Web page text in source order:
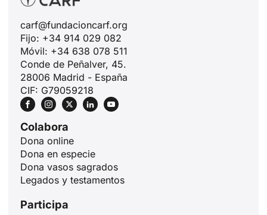
carf@fundacioncarf.org
Fijo: +34 914 029 082
Móvil: +34 638 078 511
Conde de Peñalver, 45.
28006 Madrid - España
CIF: G79059218
Colabora
Dona online
Dona en especie
Dona vasos sagrados
Legados y testamentos
Participa